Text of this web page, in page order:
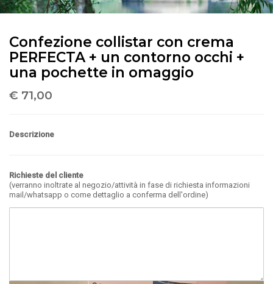
Confezione collistar con crema
PERFECTA + un contorno occhi +
una pochette in omaggio
€ 71,00
Descrizione
Richieste del cliente
(verranno inoltrate al negozio/attività in fase di richiesta informazioni
mail/whatsapp o come dettaglio a conferma dell'ordine)